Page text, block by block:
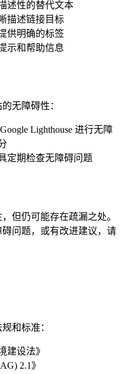
述性的替代文本
描述链接目标
供明确的标签
示和帮助信息
无障碍性：
Lighthouse 进行无障
定期检查无障碍问题
但仍可能存在疏漏之处。
问题，或有改进建议，请
和标准：
建设法》
2.1》